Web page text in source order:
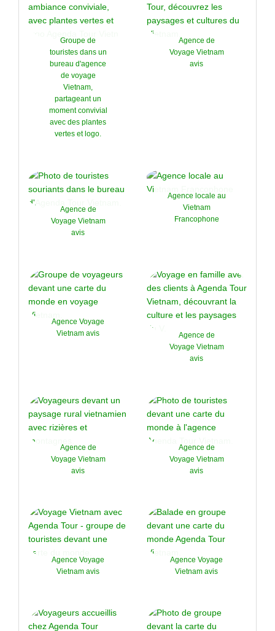
Groupe de
touristes dans un
bureau d'agence
de voyage
Vietnam,
partageant un
moment convivial
avec des plantes
vertes et logo.
Agence de
Voyage Vietnam
avis
Agence de
Voyage Vietnam
avis
Agence locale au
Vietnam
Francophone
Agence Voyage
Vietnam avis
Agence de
Voyage Vietnam
avis
Agence de
Voyage Vietnam
avis
Agence de
Voyage Vietnam
avis
Agence Voyage
Vietnam avis
Agence Voyage
Vietnam avis